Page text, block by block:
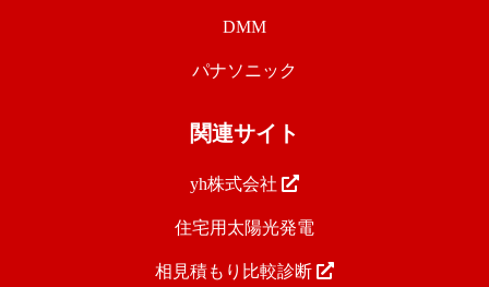
DMM
パナソニック
関連サイト
yh株式会社
住宅用太陽光発電
相見積もり比較診断